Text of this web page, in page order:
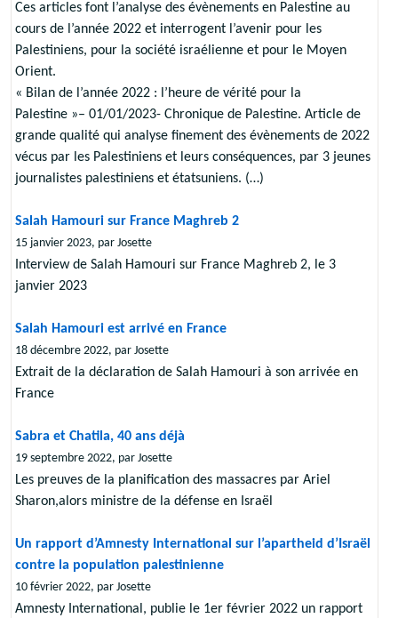
Ces articles font l’analyse des évènements en Palestine au
cours de l’année 2022 et interrogent l’avenir pour les
Palestiniens, pour la société israélienne et pour le Moyen
Orient.
« Bilan de l’année 2022 : l’heure de vérité pour la
Palestine »– 01/01/2023- Chronique de Palestine. Article de
grande qualité qui analyse finement des évènements de 2022
vécus par les Palestiniens et leurs conséquences, par 3 jeunes
journalistes palestiniens et étatsuniens. (…)
Salah Hamouri sur France Maghreb 2
15 janvier 2023, par Josette
Interview de Salah Hamouri sur France Maghreb 2, le 3
janvier 2023
Salah Hamouri est arrivé en France
18 décembre 2022, par Josette
Extrait de la déclaration de Salah Hamouri à son arrivée en
France
Sabra et Chatila, 40 ans déjà
19 septembre 2022, par Josette
Les preuves de la planification des massacres par Ariel
Sharon,alors ministre de la défense en Israël
Un rapport d’Amnesty International sur l’apartheid d’Israël
contre la population palestinienne
10 février 2022, par Josette
Amnesty International, publie le 1er février 2022 un rapport